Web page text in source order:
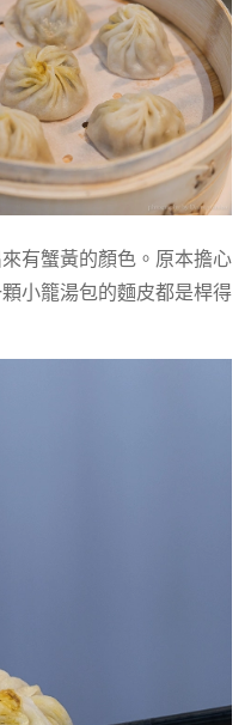
有蟹黃的顏色。原本擔心
小籠湯包的麵皮都是桿得